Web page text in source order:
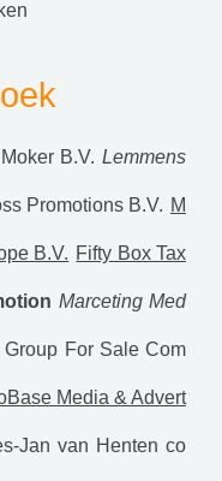
Moker B.V. Lemmens
Promotions B.V. M
B.V. Fifty Box Tax
Marceting Med
Group For Sale Com
Media & Advert
Jan van Henten co